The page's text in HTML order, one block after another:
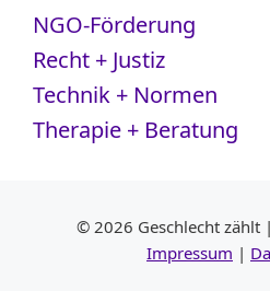
NGO-Förderung
Recht + Justiz
Technik + Normen
Therapie + Beratung
© 2026 Geschlecht zählt
Impressum |